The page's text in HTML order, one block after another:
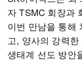
자 TSMC 회장과
이번 만남을 통해
고, 양사의 강력
생태계 선도 방안